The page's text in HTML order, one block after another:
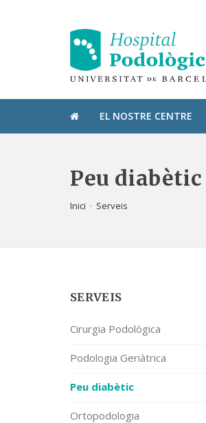
EL NOSTRE CENTRE
Peu diabètic
Inici Serveis
SERVEIS
Cirurgia Podològica
Podologia Geriàtrica
Peu diabètic
Ortopodologia